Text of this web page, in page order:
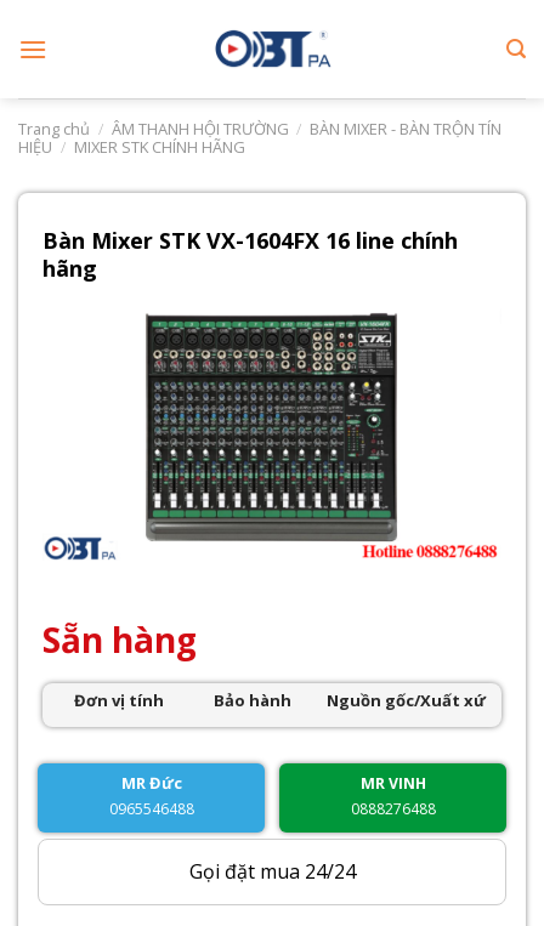
Trang chủ / ÂM THANH HỘI TRƯỜNG / BÀN MIXER - BÀN TRỘN TÍN
HIỆU / MIXER STK CHÍNH HÃNG
Bàn Mixer STK VX-1604FX 16 line chính
hãng
Sẵn hàng
Đơn vị tính Bảo hành Nguồn gốc/Xuất xứ
MR Đức
0965546488
MR VINH
0888276488
Gọi đặt mua 24/24